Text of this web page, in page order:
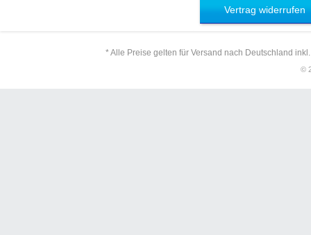
Vertrag widerrufen
* Alle Preise gelten für Versand nach Deutschland
©